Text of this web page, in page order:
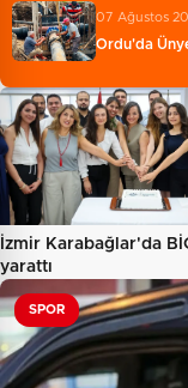
07 Ağustos
Ordu'da
İzmir Karabağlar'da
yarattı
SPOR